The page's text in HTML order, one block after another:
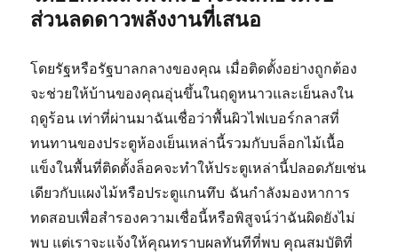
ส่วนลดดาวพลังงานที่เสนอ
โดยรัฐหรือรัฐบาลกลางของคุณ เมื่อติดตั้งอย่างถูกต้อง
จะช่วยให้บ้านของคุณอุ่นขึ้นในฤดูหนาวและเย็นลงใน
ฤดูร้อน เท่าที่ผ่านมาฉันเชื่อว่าพื้นผิวไฟเบอร์กลาสที่
ทนทานของประตูห้องเย็นเหล่านี้รวมกับบล็อกไม้เนื้อ
แข็งในพื้นที่ติดตั้งล็อคจะทำให้ประตูเหล่านี้ปลอดภัยเช่น
เดียวกับแผงไม้หรือประตูแกนทึบ ฉันกำลังมองหาการ
ทดสอบเพื่อสำรองความเชื่อนี้หรือพิสูจน์ว่าฉันผิดยังไม่
พบ แต่เราจะแจ้งให้คุณทราบผลทันทีที่พบ คุณสมบัติที่